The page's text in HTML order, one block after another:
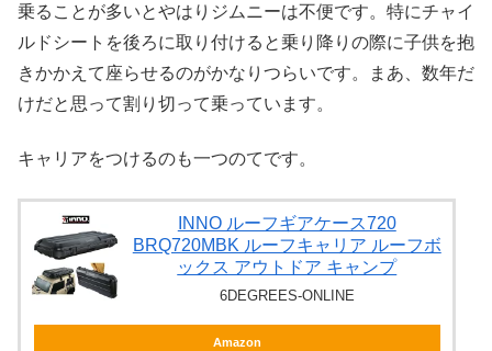
乗ることが多いとやはりジムニーは不便です。特にチャイ
ルドシートを後ろに取り付けると乗り降りの際に子供を抱
きかかえて座らせるのがかなりつらいです。まあ、数年だ
けだと思って割り切って乗っています。
キャリアをつけるのも一つのてです。
INNO ルーフギアケース720
BRQ720MBK ルーフキャリア ルーフボ
ックス アウトドア キャンプ
6DEGREES-ONLINE
Amazon